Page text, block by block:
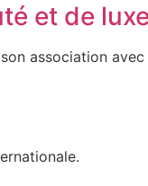
et de
association avec